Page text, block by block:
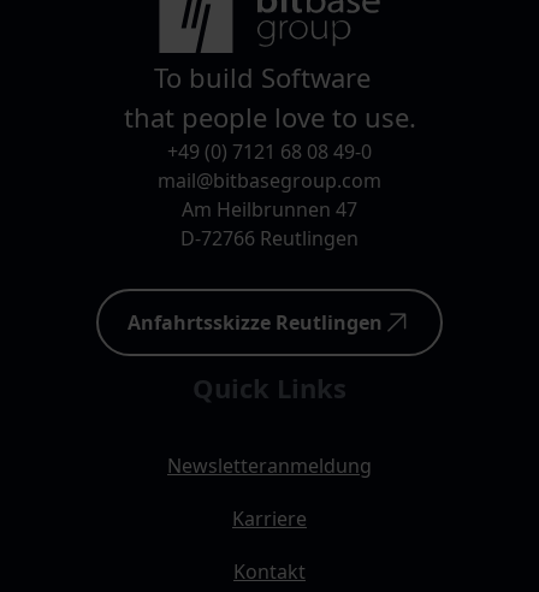
To build Software
that people love to use.
+49 (0) 7121 68 08 49-0
mail@bitbasegroup.com
Am Heilbrunnen 47
D-72766 Reutlingen
Anfahrtsskizze Reutlingen
Quick Links
Newsletteranmeldung
Karriere
Kontakt